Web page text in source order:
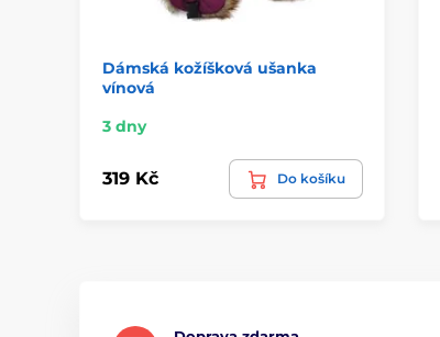
Dámská kožíšková ušanka
vínová
3 dny
319 Kč Do košíku